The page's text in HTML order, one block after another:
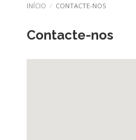
INÍCIO CONTACTE-NOS
Contacte-nos